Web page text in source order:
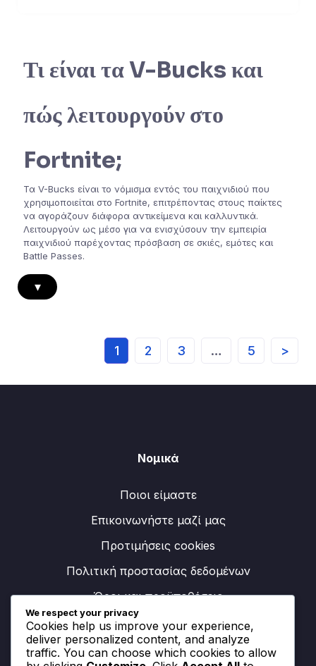
Τι είναι τα V-Bucks και
πώς λειτουργούν στο
Fortnite;
Τα V-Bucks είναι το νόμισμα εντός του παιχνιδιού που
χρησιμοποιείται στο Fortnite, επιτρέποντας στους παίκτες
να αγοράζουν διάφορα αντικείμενα και καλλυντικά.
Λειτουργούν ως μέσο για να ενισχύσουν την εμπειρία
παιχνιδιού παρέχοντας πρόσβαση σε σκιές, εμότες και
Battle Passes.
▾
1 2 3 … 5 >
Νομικά
Ποιοι είμαστε
Επικοινωνήστε μαζί μας
Προτιμήσεις cookies
Πολιτική προστασίας δεδομένων
Όροι και προϋποθέσεις
Κατηγορίες
We respect your privacy
Cookies help us improve your experience,
deliver personalized content, and analyze
traffic. You can choose which cookies to allow